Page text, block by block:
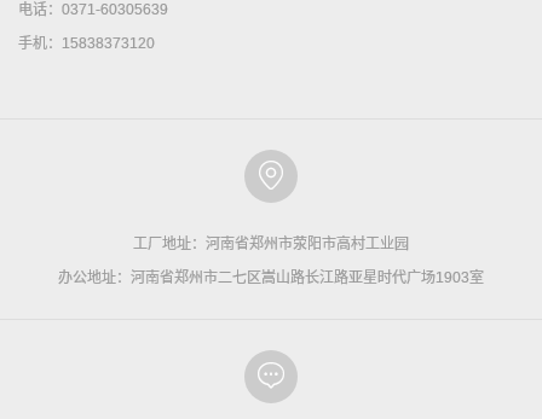
电话：0371-60305639
手机：15838373120
工厂地址：河南省郑州市荥阳市高村工业园
办公地址：河南省郑州市二七区嵩山路长江路亚星时代广场1903室